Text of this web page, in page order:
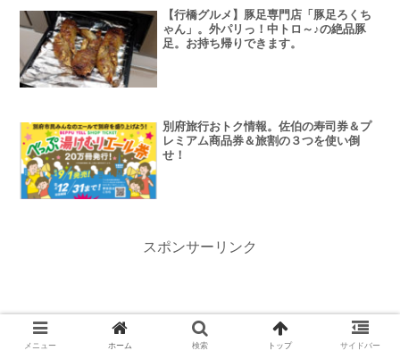
【行橋グルメ】豚足専門店「豚足ろくち
ゃん」。外パリっ！中トロ～♪の絶品豚
足。お持ち帰りできます。
別府旅行おトク情報。佐伯の寿司券＆プ
レミアム商品券＆旅割の３つを使い倒
せ！
スポンサーリンク
メニュー ホーム 検索 トップ サイドバー